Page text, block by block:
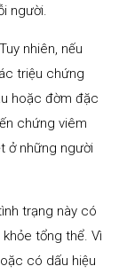
người.
nhiên, nếu
triệu chứng
hoặc đờm đặc
chứng viêm
ở những người
trạng này có
tổng thể. Vì
có dấu hiệu